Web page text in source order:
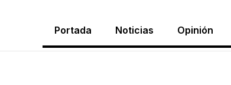
Portada Noticias Opinión